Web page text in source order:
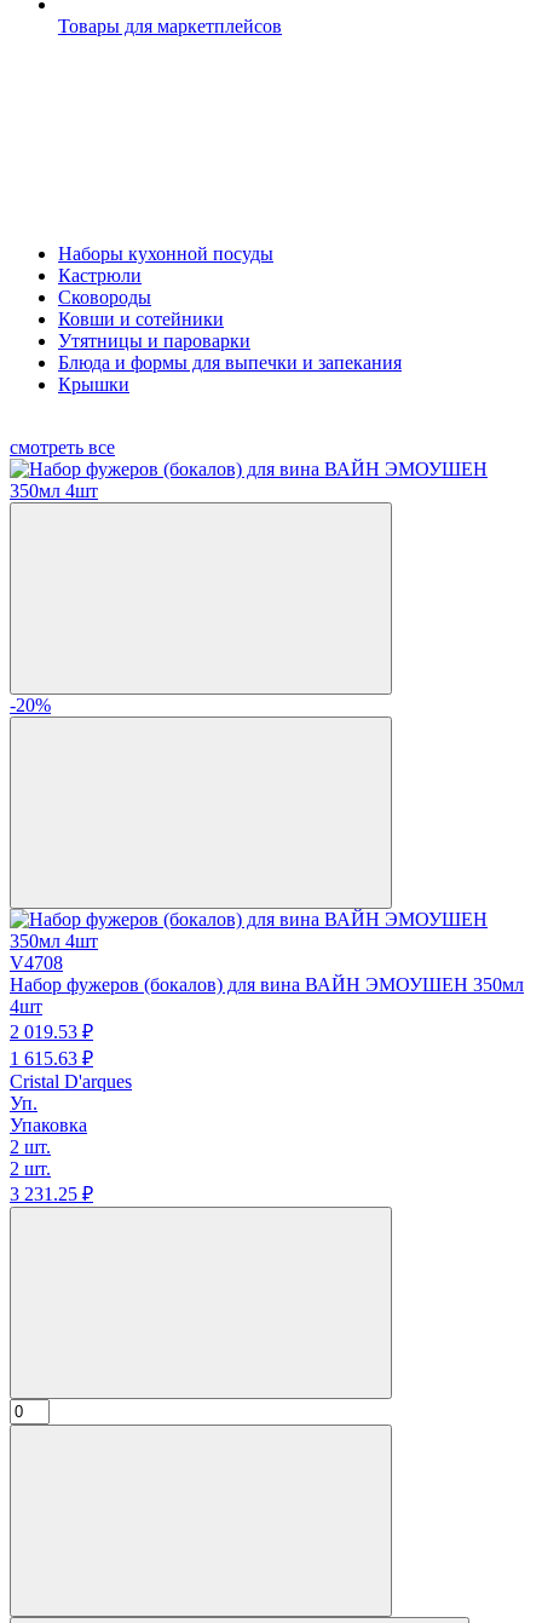
Товары для маркетплейсов
Наборы кухонной посуды
Кастрюли
Сковороды
Ковши и сотейники
Утятницы и пароварки
Блюда и формы для выпечки и запекания
Крышки
смотреть все
-20%
V4708
Набор фужеров (бокалов) для вина ВАЙН ЭМОУШЕН 350мл
4шт
2 019.53 ₽
1 615.63 ₽
Cristal D'arques
Уп.
Упаковка
2 шт.
2 шт.
3 231.25 ₽